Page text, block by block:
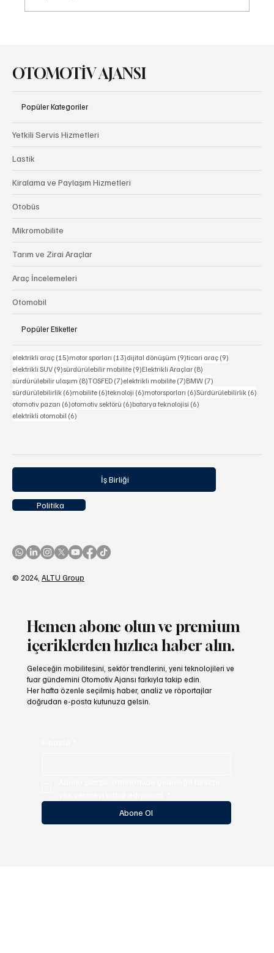
Hemen abone olun ve premium
içeriklerden hızlıca haber alın.
Geleceğin mobilitesini, sektör trendlerini, yeni teknolojileri ve
fuar gündemini Otomotiv Ajansı farkıyla takip edin.
Her hafta özenle seçilmiş haber, analiz ve röportajlar
doğrudan e-posta kutunuza gelsin.
Abone Ol
OTOMOTİV AJANSI
Popüler Kategoriler
Yetkili Servis Hizmetleri
Lastik
Kiralama ve Paylaşım Hizmetleri
Otobüs
Mikromobilite
Tarım ve Zirai Araçlar
Araç İncelemeleri
Otomobil
Popüler Etiketler
elektrikli araç (15)15 yazı
motor sporları (13)13 yazı
dijital dönüşüm (9)9 yazı
ticari araç (9)
elektrikli SUV (9)9 yazı
sürdürülebilir mobilite (9)9 yazı
Elektrikli Araçlar (8)
sürdürülebilir ulaşım (8)8 yazı
TOSFED (7)7 yazı
elektrikli mobilite (7)7 yazı
BMW (7)
sürdürülebilirlik (6)6 yazı
mobilite (6)6 yazı
teknoloji (6)6 yazı
motorsporları (6)6 yazı
Sürdürülebilirlik (6)
otomotiv pazarı (6)6 yazı
otomotiv sektörü (6)6 yazı
batarya teknolojisi (6)
elektrikli otomobil (6)
İş Birliği
Politika
© 2024, ALTU Group